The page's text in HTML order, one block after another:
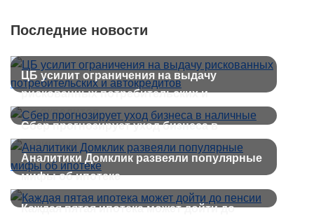
Последние новости
ЦБ усилит ограничения на выдачу
рискованных потребительских и
автокредитов
Сбер прогнозирует уход бизнеса в
наличные
Аналитики Домклик развеяли популярные
мифы об ипотеке
Каждая пятая ипотека может дойти до